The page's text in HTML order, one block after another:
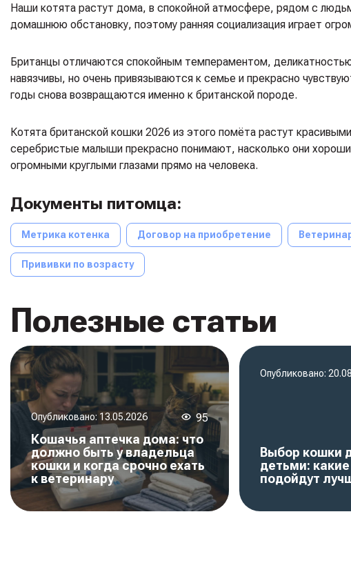
Наши котята растут дома, в спокойной атмосфере, рядом с
домашнюю обстановку, поэтому ранняя социализация играет
Британцы отличаются спокойным темпераментом,
навязчивы, но очень привязываются к семье и прекрасно
годы снова возвращаются именно к британской породе.
Котята британской кошки 2026 из этого помёта растут
серебристые малыши прекрасно понимают, насколько они
огромными круглыми глазами прямо на человека.
Документы питомца:
Метрика котенка Договор на приобретение
Прививки по возрасту
Полезные статьи
Опубликовано: 13.05.2026 95
Кошачья аптечка дома: что
должно быть у владельца
кошки и когда срочно ехать
к ветеринару
Опубликовано:
Выбор кошки
детьми:
подойдут